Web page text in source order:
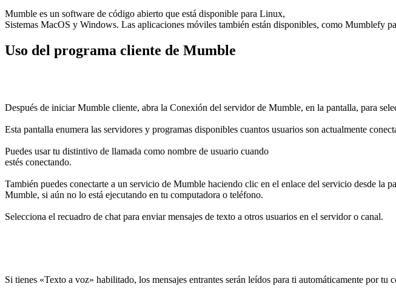
Mumble es un software de código abierto que está disponible para Linux,
Sistemas MacOS y Windows. Las aplicaciones móviles también están disponibles, como Mumblefy
Uso del programa cliente de Mumble
Después de iniciar Mumble cliente, abra la Conexión del servidor de Mumble, en la pantalla, para
Esta pantalla enumera las servidores y programas disponibles cuantos usuarios son actualmente
Puedes usar tu distintivo de llamada como nombre de usuario cuando
estés conectando.
También puedes conectarte a un servicio de Mumble haciendo clic en el enlace del servicio desde
Mumble, si aún no lo está ejecutando en tu computadora o teléfono.
Selecciona el recuadro de chat para enviar mensajes de texto a otros usuarios en el servidor o canal.
Si tienes «Texto a voz» habilitado, los mensajes entrantes serán leídos para ti automáticamente por tu